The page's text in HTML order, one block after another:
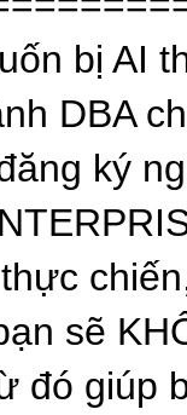
bị AI
DBA
ký
sẽ
đó giúp